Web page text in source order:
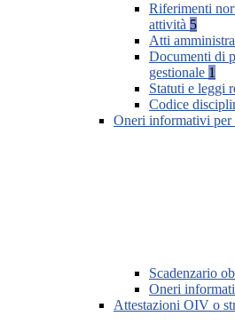
Riferimenti
attività 5
Atti
Documenti di
gestionale 1
Statuti e leggi
Codice
Oneri informativi per
Scadenzario
Oneri
Attestazioni OIV o